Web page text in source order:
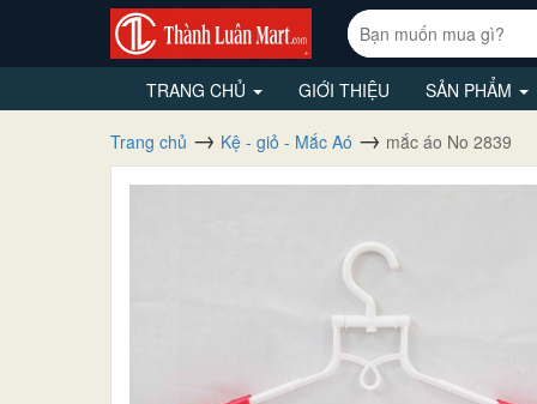
TRANG CHỦ GIỚI THIỆU SẢN PHẨM
Trang chủ Kệ - giỏ - Mắc Aó mắc áo No 2839